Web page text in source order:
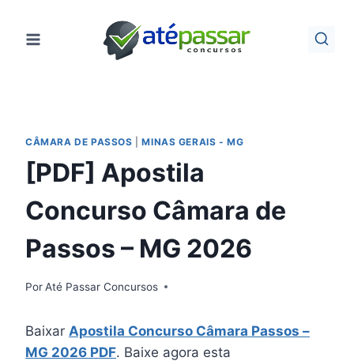
para
CÂMARA DE PASSOS |MINAS GERAIS - MG
[PDF] Apostila
Concurso Câmara de
Passos – MG 2026
PorAté Passar Concursos
Baixar Apostila Concurso Câmara Passos –
MG 2026 PDF. Baixe agora esta